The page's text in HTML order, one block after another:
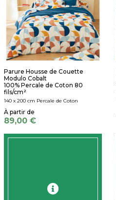
Parure Housse de Couette
Modulo Cobalt
100% Percale de Coton 80
fils/cm²
140 x 200 cm Percale de Coton
89,00 €